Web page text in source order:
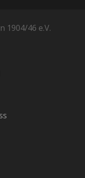
1904/46 e.V.